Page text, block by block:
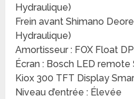
Hydraulique)
Frein avant Shimano
Hydraulique)
Amortisseur : FOX Float
Écran : Bosch LED
Kiox 300 TFT Display
Niveau d’entrée : Élevée